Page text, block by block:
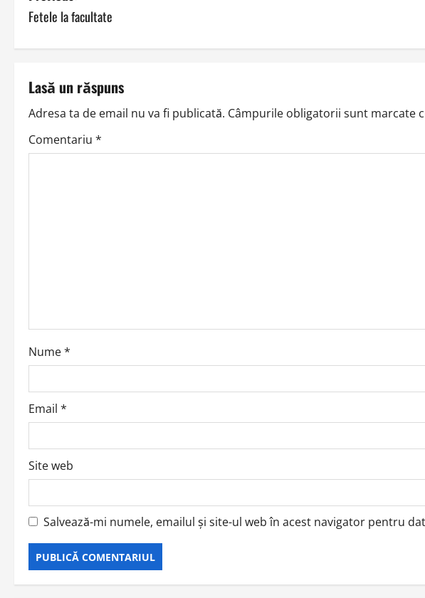
o
s
t
n
a
i
o
n
Fetele la facultate
Lasă un răspuns
Adresa ta de email nu va fi publicată. Câmpurile obligatorii sunt marcate
Comentariu *
Nume*
Email *
Site web
Salvează-mi numele, emailul și site-ul web în acest navigator pentru